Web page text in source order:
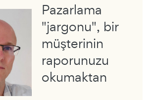
Pazarlama
"jargonu", bir
müşterinin
raporunuzu
okumaktan